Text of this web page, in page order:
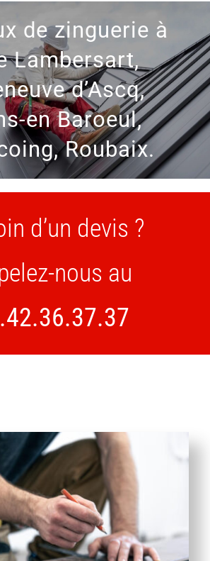
de zinguerie à
Lambersart,
d’Ascq,
en Baroeul,
Roubaix.
d’un devis ?
nous au